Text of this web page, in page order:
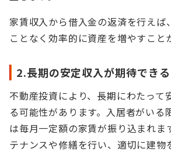
家賃収入から借入金の返済を行えば
ことなく効率的に資産を増やすこと
2.長期の安定収入が期待できる
不動産投資により、長期にわたって
る可能性があります。入居者がいる
は毎月一定額の家賃が振り込まれま
テナンスや修繕を行い、適切に建物